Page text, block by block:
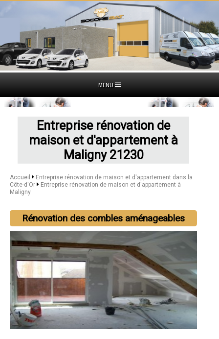
MENU
Entreprise rénovation de
maison et d'appartement à
Maligny 21230
Accueil
Entreprise rénovation de maison et d'appartement dans la
Côte-d'Or
Entreprise rénovation de maison et d'appartement à
Maligny
Rénovation des combles aménageables